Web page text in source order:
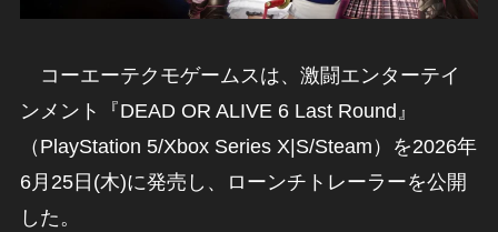
コーエーテクモゲームスは、激闘エンターテイ
ンメント『DEAD OR ALIVE 6 Last Round』
（PlayStation 5/Xbox Series X|S/Steam）を2026年
6月25日(木)に発売し、ローンチトレーラーを公開
した。